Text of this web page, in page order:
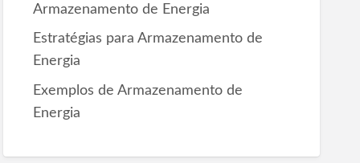
Armazenamento de Energia
Estratégias para Armazenamento de
Energia
Exemplos de Armazenamento de
Energia